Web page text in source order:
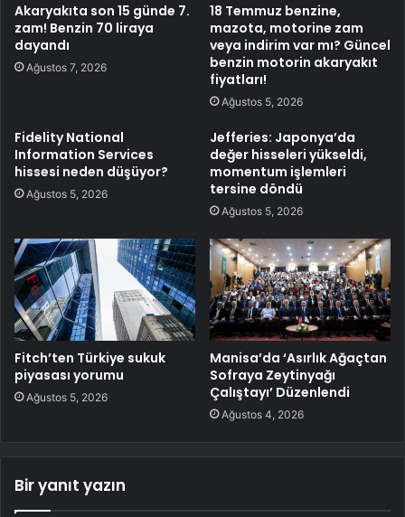
Akaryakıta son 15 günde 7.
zam! Benzin 70 liraya
dayandı
Ağustos 7, 2026
18 Temmuz benzine,
mazota, motorine zam
veya indirim var mı? Güncel
benzin motorin akaryakıt
fiyatları!
Ağustos 5, 2026
Fidelity National
Information Services
hissesi neden düşüyor?
Ağustos 5, 2026
Jefferies: Japonya’da
değer hisseleri yükseldi,
momentum işlemleri
tersine döndü
Ağustos 5, 2026
Fitch’ten Türkiye sukuk
piyasası yorumu
Ağustos 5, 2026
Manisa’da ‘Asırlık Ağaçtan
Sofraya Zeytinyağı
Çalıştayı’ Düzenlendi
Ağustos 4, 2026
Bir yanıt yazın